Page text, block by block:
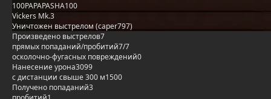
100PAPAPASHA100
Vickers Mk.3
Уничтожен выстрелом (caper797)
Произведено выстрелов7
прямых попаданий/пробитий7/7
осколочно-фугасных повреждений0
Нанесение урона3099
с дистанции свыше 300 м1500
Получено попаданий3